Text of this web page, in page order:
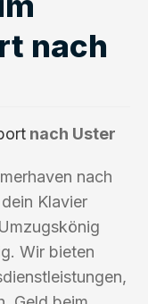
nach
nach Uster
nach
Klavier
Wir bieten